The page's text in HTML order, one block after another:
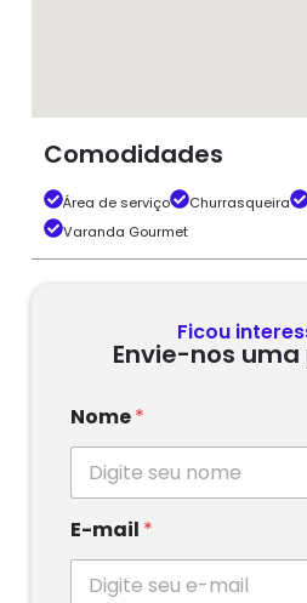
Comodidades
Área de serviço Churrasqueira
Varanda Gourmet
Ficou
Envie-nos
Nome*
E-mail *